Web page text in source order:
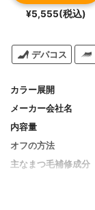
¥5,555(税込)
デパコス
カラー展開
メーカー会社名
内容量
オフの方法
主なまつ毛補修成分